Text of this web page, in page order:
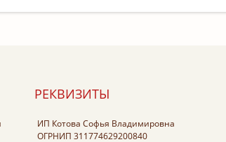
РЕКВИЗИТЫ
ИП Котова Софья Владимировна
ОГРНИП 311774629200840